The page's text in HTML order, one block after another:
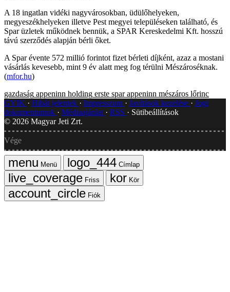
A 18 ingatlan vidéki nagyvárosokban, üdülőhelyeken,
megyeszékhelyeken illetve Pest megyei településeken található, és
Spar üzletek működnek bennük, a SPAR Kereskedelmi Kft. hosszú
távú szerződés alapján bérli őket.
A Spar évente 572 millió forintot fizet bérleti díjként, azaz a mostani
vásárlás kevesebb, mint 9 év alatt meg fog térülni Mészároséknak.
(mfor.hu)
gazdaság appeninn holding erste spar appeninn mészáros lőrinc
GYIK
Hibát jelentek Impresszum Javítások kezelése
Jogi
dokumentumok
Médiaajánlat RSS
Sütibeállítások
© 2026 Magyar Jeti Zrt.
Vége
Menü
Címlap
Friss
Kör
Fiók